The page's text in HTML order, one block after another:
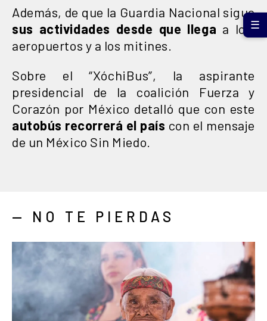
Además, de que la Guardia Nacional sigue
sus actividades desde que llega a los
aeropuertos y a los mitines.
Sobre el “XóchiBus”, la aspirante
presidencial de la coalición Fuerza y
Corazón por México detalló que con este
autobús recorrerá el país con el mensaje
de un México Sin Miedo.
— NO TE PIERDAS
☰